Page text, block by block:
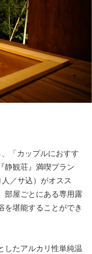
「カップルにおすす
静観荘』満喫プラン
／サ込）がオスス
部屋ごとにある専用露
を堪能することができ
したアルカリ性単純温